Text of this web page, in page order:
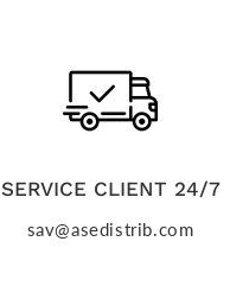
SERVICE CLIENT 24/7
sav@asedistrib.com